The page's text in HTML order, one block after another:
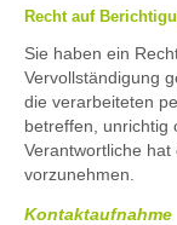
Recht auf
Sie haben ein
Vervollständigung
die verarbeiteten
betreffen, unrichtig
Verantwortliche
vorzunehmen.
Kontaktaufnahme